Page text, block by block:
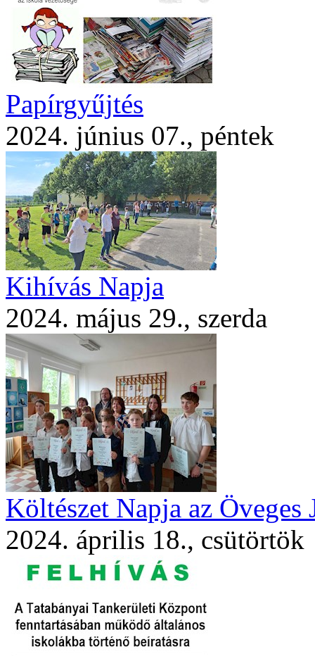
Papírgyűjtés
2024. június 07., péntek
Kihívás Napja
2024. május 29., szerda
Költészet Napja az
2024. április 18., csütörtök